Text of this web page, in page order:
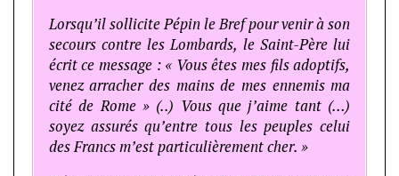
Lorsqu’il sollicite Pépin le Bref pour venir à son
secours contre les Lombards, le Saint-Père lui
écrit ce message : « Vous êtes mes fils adoptifs,
venez arracher des mains de mes ennemis ma
cité de Rome » (..) Vous que j’aime tant (…)
soyez assurés qu’entre tous les peuples celui
des Francs m’est particulièrement cher. »